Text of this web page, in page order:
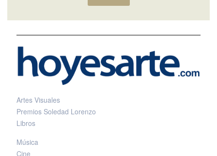
Artes Visuales
Premios Soledad Lorenzo
Libros
Música
Cine